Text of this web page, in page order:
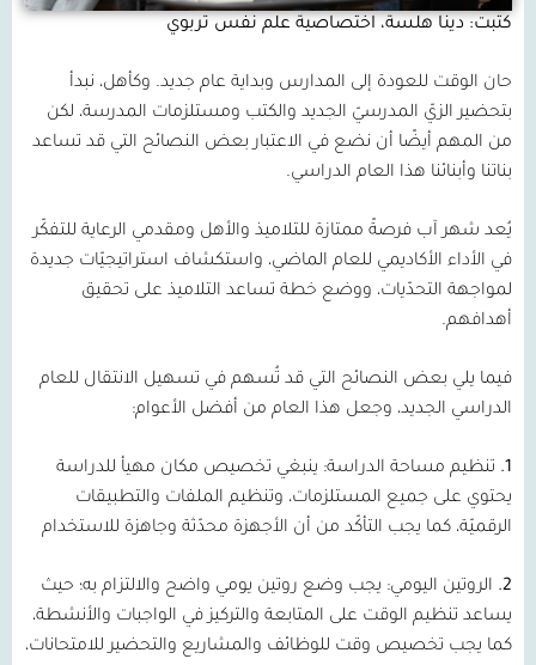
كتبت: دينا هلسة، اختصاصية علم نفس تربوي
حان الوقت للعودة إلى المدارس وبداية عام جديد. وكأهل، نبدأ
بتحضير الزيّ المدرسيّ الجديد والكتب ومستلزمات المدرسة، لكن
من المهم أيضًا أن نضع في الاعتبار بعض النصائح التي قد تساعد
بناتنا وأبنائنا هذا العام الدراسي.
يُعد شهر آب فرصةً ممتازة للتلاميذ والأهل ومقدمي الرعاية للتفكّر
في الأداء الأكاديمي للعام الماضي، واستكشاف استراتيجيّات جديدة
لمواجهة التحدّيات، ووضع خطة تساعد التلاميذ على تحقيق
أهدافهم.
فيما يلي بعض النصائح التي قد تُسهم في تسهيل الانتقال للعام
الدراسي الجديد، وجعل هذا العام من أفضل الأعوام:
1. تنظيم مساحة الدراسة: ينبغي تخصيص مكان مهيأ للدراسة
يحتوي على جميع المستلزمات، وتنظيم الملفات والتطبيقات
الرقميّة، كما يجب التأكّد من أن الأجهزة محدّثة وجاهزة للاستخدام
2. الروتين اليومي: يجب وضع روتين يومي واضح والالتزام به؛ حيث
يساعد تنظيم الوقت على المتابعة والتركيز في الواجبات والأنشطة،
كما يجب تخصيص وقت للوظائف والمشاريع والتحضير للامتحانات،